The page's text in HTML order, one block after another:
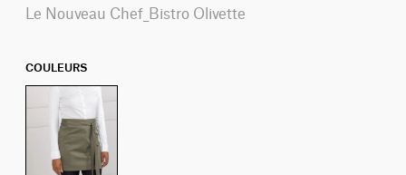
Le Nouveau Chef_Bistro Olivette
COULEURS